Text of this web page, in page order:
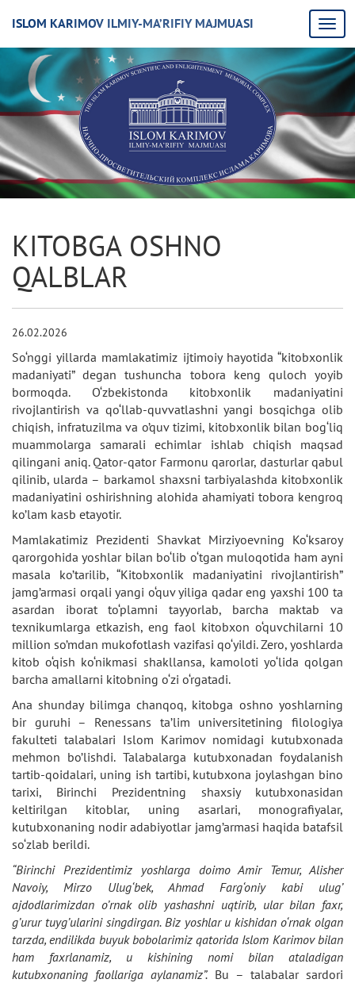
ISLOM KARIMOV ILMIY-MA’RIFIY MAJMUASI
KITOBGA OSHNO
QALBLAR
26.02.2026
So‘nggi yillarda mamlakatimiz ijtimoiy hayotida “kitobxonlik
madaniyati” degan tushuncha tobora keng quloch yoyib
bormoqda. O‘zbekistonda kitobxonlik madaniyatini
rivojlantirish va qo‘llab-quvvatlashni yangi bosqichga olib
chiqish, infratuzilma va o’quv tizimi, kitobxonlik bilan bog‘liq
muammolarga samarali echimlar ishlab chiqish maqsad
qilingani aniq. Qator-qator Farmonu qarorlar, dasturlar qabul
qilinib, ularda – barkamol shaxsni tarbiyalashda kitobxonlik
madaniyatini oshirishning alohida ahamiyati tobora kengroq
ko’lam kasb etayotir.
Mamlakatimiz Prezidenti Shavkat Mirziyoevning Ko‘ksaroy
qarorgohida yoshlar bilan bo‘lib o‘tgan muloqotida ham ayni
masala ko’tarilib, “Kitobxonlik madaniyatini rivojlantirish”
jamg’armasi orqali yangi o‘quv yiliga qadar eng yaxshi 100 ta
asardan iborat to‘plamni tayyorlab, barcha maktab va
texnikumlarga etkazish, eng faol kitobxon o‘quvchilarni 10
million so’mdan mukofotlash vazifasi qo‘yildi. Zero, yoshlarda
kitob o‘qish ko‘nikmasi shakllansa, kamoloti yo‘lida qolgan
barcha amallarni kitobning o‘zi o‘rgatadi.
Ana shunday bilimga chanqoq, kitobga oshno yoshlarning
bir guruhi – Renessans ta’lim universitetining filologiya
fakulteti talabalari Islom Karimov nomidagi kutubxonada
mehmon bo’lishdi. Talabalarga kutubxonadan foydalanish
tartib-qoidalari, uning ish tartibi, kutubxona joylashgan bino
tarixi, Birinchi Prezidentning shaxsiy kutubxonasidan
keltirilgan kitoblar, uning asarlari, monografiyalar,
kutubxonaning nodir adabiyotlar jamg’armasi haqida batafsil
so‘zlab berildi.
“Birinchi Prezidentimiz yoshlarga doimo Amir Temur, Alisher
Navoiy, Mirzo Ulug‘bek, Ahmad Farg‘oniy kabi ulug’
ajdodlarimizdan o’rnak olib yashashni uqtirib, ular bilan faxr,
g’urur tuyg’ularini singdirgan. Biz yoshlar u kishidan o‘rnak olgan
tarzda, endilikda buyuk bobolarimiz qatorida Islom Karimov bilan
ham faxrlanamiz, u kishining nomi bilan ataladigan
kutubxonaning faollariga aylanamiz”. Bu – talabalar sardori